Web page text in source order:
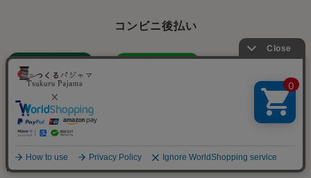
メニュー
コンビニ後払い
※他全国の主要コンビニチェーンでお支払いできます。